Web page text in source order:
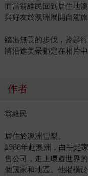
而當翁維民回到居住地
與好友於澳洲展開自駕
踏出無畏的步伐，拎起
將沿途美景鎖定在相片
作者
翁維民
居住於澳洲雪梨。
1988年赴澳洲，白手起
售公司，走上環遊世界
個國家和地區。他縱橫